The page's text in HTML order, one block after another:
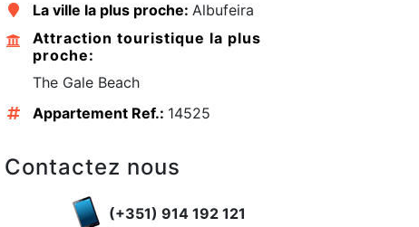
La ville la plus proche: Albufeira
Attraction touristique la plus
proche:
The Gale Beach
Appartement Ref.: 14525
Contactez nous
(+351) 914 192 121